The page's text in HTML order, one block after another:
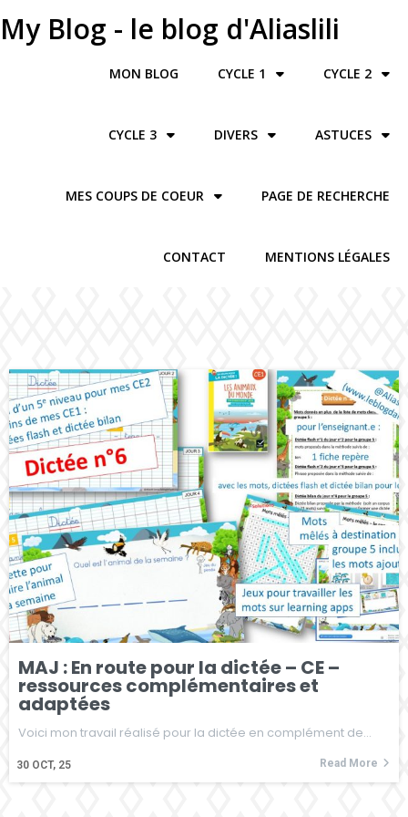
My Blog - le blog d'Aliaslili
MON BLOG CYCLE 1 CYCLE 2
CYCLE 3 DIVERS ASTUCES
MES COUPS DE COEUR PAGE DE RECHERCHE
CONTACT MENTIONS LÉGALES
MAJ : En route pour la dictée – CE –
ressources complémentaires et
adaptées
30 OCT, 25
Voici mon travail réalisé pour la dictée en complément de…
Read More